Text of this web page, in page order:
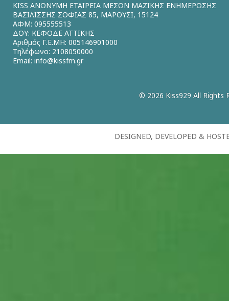
KISS ΑΝΩΝΥΜΗ ΕΤΑΙΡΕΙΑ ΜΕΣΩΝ ΜΑΖΙΚΗΣ ΕΝΗΜΕΡΩΣΗΣ
ΒΑΣΙΛΙΣΣΗΣ ΣΟΦΙΑΣ 85, ΜΑΡΟΥΣΙ, 15124
ΑΦΜ: 095555513
ΔΟΥ: ΚΕΦΟΔΕ ΑΤΤΙΚΗΣ
Αριθμός Γ.Ε.ΜΗ: 005146901000
Τηλέφωνο: 2108050000
Email: info@kissfm.gr
© 2026 Kiss929 All Rights
DESIGNED, DEVELOPED &